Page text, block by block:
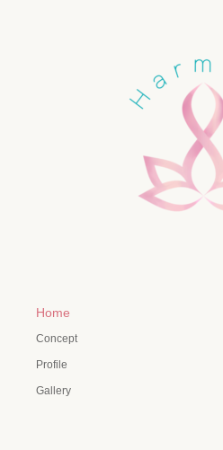
Home
Concept
Profile
Gallery